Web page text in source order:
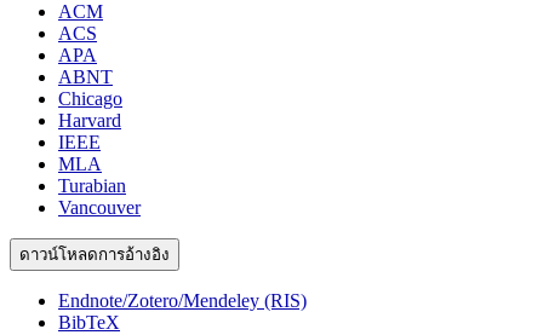
ACM
ACS
APA
ABNT
Chicago
Harvard
IEEE
MLA
Turabian
Vancouver
ดาวน์โหลดการอ้างอิง
Endnote/Zotero/Mendeley (RIS)
BibTeX